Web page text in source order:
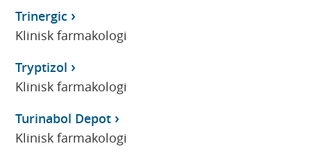
Trinergic
Klinisk farmakologi
Tryptizol
Klinisk farmakologi
Turinabol Depot
Klinisk farmakologi